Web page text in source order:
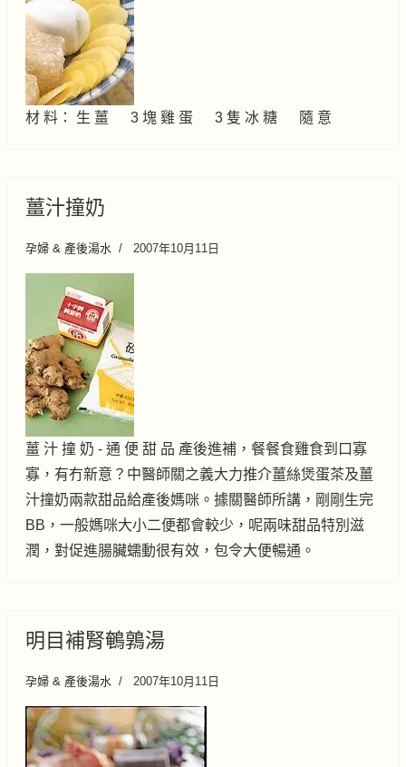
材 料： 生 薑 3 塊 雞 蛋 3 隻 冰 糖 隨 意
薑汁撞奶
孕婦 & 產後湯水 2007年10月11日
薑 汁 撞 奶 - 通 便 甜 品 產後進補，餐餐食雞食到口寡
寡，有冇新意？中醫師關之義大力推介薑絲煲蛋茶及薑
汁撞奶兩款甜品給產後媽咪。據關醫師所講，剛剛生完
BB，一般媽咪大小二便都會較少，呢兩味甜品特別滋
潤，對促進腸臟蠕動很有效，包令大便暢通。
明目補腎鵪鶉湯
孕婦 & 產後湯水 2007年10月11日